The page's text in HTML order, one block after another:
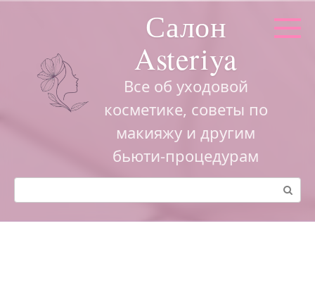
Салон
Asteriya
Все об уходовой
косметике, советы по
макияжу и другим
бьюти-процедурам
Поиск: